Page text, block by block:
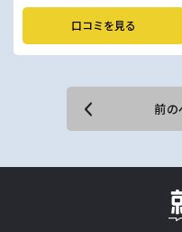
口コミを見る
前の